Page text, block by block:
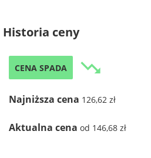
Historia ceny
CENA SPADA trending_down
Najniższa cena 126,62 zł
Aktualna cena od 146,68 zł